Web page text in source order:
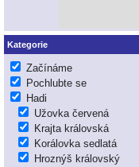
Kategorie
Začínáme
Pochlubte se
Hadi
Užovka červená
Krajta královská
Korálovka sedlatá
Hroznýš královský